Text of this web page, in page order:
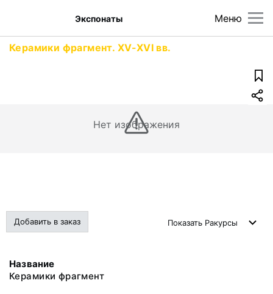
Меню
Экспонаты
Керамики фрагмент. XV-XVI вв.
Нет изображения
Добавить в заказ Показать Ракурсы
Название
Керамики фрагмент